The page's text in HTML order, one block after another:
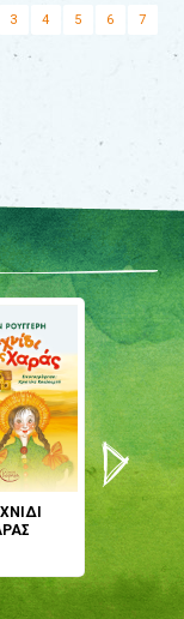
3 4 5 6 7
μου;
(2024)